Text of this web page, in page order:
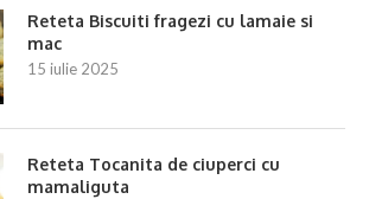
Reteta Biscuiti fragezi cu lamaie si
mac
15 iulie 2025
Reteta Tocanita de ciuperci cu
mamaliguta